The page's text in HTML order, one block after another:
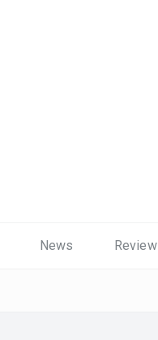
News Review